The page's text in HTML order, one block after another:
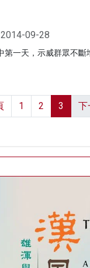
2014-09-28
第一天，示威群眾不斷
1 2 3 下